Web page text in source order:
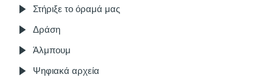
Στήριξε το όραμά μας
Δράση
Άλμπουμ
Ψηφιακά αρχεία